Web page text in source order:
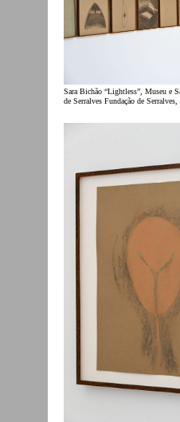
Sara Bichão “Lightless”, Museu e
de Serralves Fundação de